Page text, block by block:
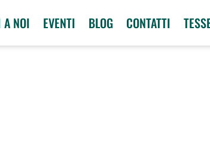
NOI EVENTI BLOG CONTATTI